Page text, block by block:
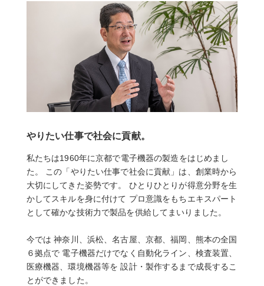
拠点紹介・アクセス
採用情報
お問い合わせ
やりたい仕事で社会に貢献。
私たちは1960年に京都で電子機器の製造をはじめまし
た。 この「やりたい仕事で社会に貢献」は、創業時から
大切にしてきた姿勢です。 ひとりひとりが得意分野を生
かしてスキルを身に付けて プロ意識をもちエキスパート
として確かな技術力で製品を供給してまいりました。
今では 神奈川、浜松、名古屋、京都、福岡、熊本の全国
６拠点で 電子機器だけでなく自動化ライン、検査装置、
医療機器、環境機器等を 設計・製作するまで成長するこ
とができました。